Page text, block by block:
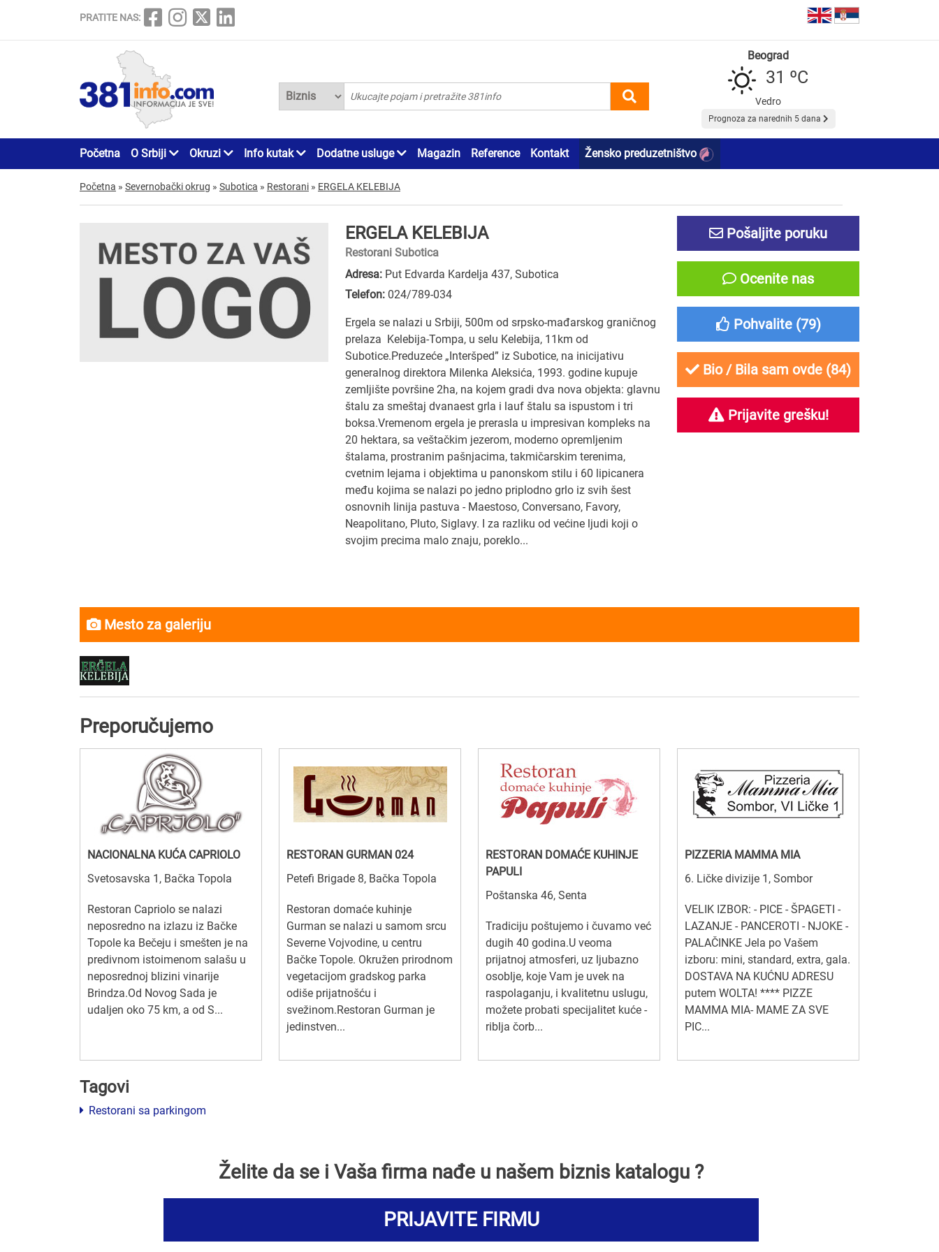
PRATITE NAS:
Beograd
31 ºC
Vedro
Prognoza za narednih 5 dana
Početna O Srbiji Okruzi Info kutak Dodatne usluge Magazin Reference Kontakt Žensko preduzetništvo
Početna » Severnobački okrug » Subotica » Restorani » ERGELA KELEBIJA
ERGELA KELEBIJA
Restorani Subotica
Adresa: Put Edvarda Kardelja 437, Subotica
Telefon: 024/789-034
Ergela se nalazi u Srbiji, 500m od srpsko-mađarskog graničnog
prelaza Kelebija-Tompa, u selu Kelebija, 11km od
Subotice.Preduzeće „Interšped” iz Subotice, na inicijativu
generalnog direktora Milenka Aleksića, 1993. godine kupuje
zemljište površine 2ha, na kojem gradi dva nova objekta: glavnu
štalu za smeštaj dvanaest grla i lauf štalu sa ispustom i tri
boksa.Vremenom ergela je prerasla u impresivan kompleks na
20 hektara, sa veštačkim jezerom, moderno opremljenim
štalama, prostranim pašnjacima, takmičarskim terenima,
cvetnim lejama i objektima u panonskom stilu i 60 lipicanera
među kojima se nalazi po jedno priplodno grlo iz svih šest
osnovnih linija pastuva - Maestoso, Conversano, Favory,
Neapolitano, Pluto, Siglavy. I za razliku od većine ljudi koji o
svojim precima malo znaju, poreklo...
Pošaljite poruku
Ocenite nas
Pohvalite (79)
Bio / Bila sam ovde (84)
Prijavite grešku!
Mesto za galeriju
Preporučujemo
NACIONALNA KUĆA CAPRIOLO
Svetosavska 1, Bačka Topola
Restoran Capriolo se nalazi
neposredno na izlazu iz Bačke
Topole ka Bečeju i smešten je na
predivnom istoimenom salašu u
neposrednoj blizini vinarije
Brindza.Od Novog Sada je
udaljen oko 75 km, a od S...
RESTORAN GURMAN 024
Petefi Brigade 8, Bačka Topola
Restoran domaće kuhinje
Gurman se nalazi u samom srcu
Severne Vojvodine, u centru
Bačke Topole. Okružen prirodnom
vegetacijom gradskog parka
odiše prijatnošću i
svežinom.Restoran Gurman je
jedinstven...
RESTORAN DOMAĆE KUHINJE
PAPULI
Poštanska 46, Senta
Tradiciju poštujemo i čuvamo već
dugih 40 godina.U veoma
prijatnoj atmosferi, uz ljubazno
osoblje, koje Vam je uvek na
raspolaganju, i kvalitetnu uslugu,
možete probati specijalitet kuće -
riblja čorb...
PIZZERIA MAMMA MIA
6. Ličke divizije 1, Sombor
VELIK IZBOR: - PICE - ŠPAGETI -
LAZANJE - PANCEROTI - NJOKE -
PALAČINKE Jela po Vašem
izboru: mini, standard, extra, gala.
DOSTAVA NA KUĆNU ADRESU
putem WOLTA! **** PIZZE
MAMMA MIA- MAME ZA SVE
PIC...
Tagovi
Restorani sa parkingom
Želite da se i Vaša firma nađe u našem biznis katalogu ?
PRIJAVITE FIRMU